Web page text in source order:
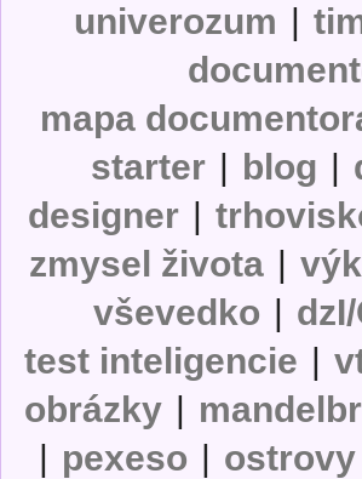
univerozum |
mapa
starter | blog |
designer |
zmysel života |
vševedko |
test inteligencie |
obrázky |
| pexeso | ostrovy